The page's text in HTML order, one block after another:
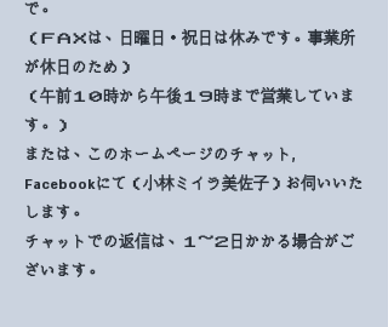
で。
（ＦＡＸは、日曜日・祝日は休みです。事業所
が休日のため）
（午前１０時から午後１９時まで営業していま
す。）
または、このホームページのチャット,
Facebookにて（小林ミイラ美佐子）お伺いいた
します。
チャットでの返信は、１～２日かかる場合がご
ざいます。